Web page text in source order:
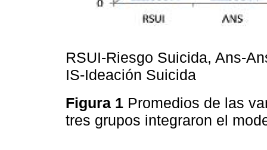
RSUI-Riesgo Suicida, Ans-
IS-Ideación Suicida
Figura 1 Promedios de las
tres grupos integraron el